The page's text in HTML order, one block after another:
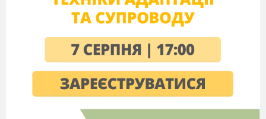
питання про зближення найбільш
типових (еталонних) її ділянок.
У біосферних заповідниках ведеться
постійний багатосторонній контроль за
станом антропогенних комплексів.
Найдорожчі види рослин і тварин
занесені в «Червону книгу України».